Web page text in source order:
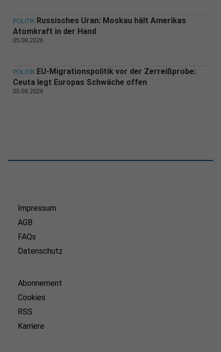
POLITIK Russisches Uran: Moskau hält Amerikas
Atomkraft in der Hand
05.08.2026
POLITIK EU-Migrationspolitik vor der Zerreißprobe:
Ceuta legt Europas Schwäche offen
05.08.2026
Impressum
AGB
FAQs
Datenschutz
Abonnement
Cookies
RSS
Karriere